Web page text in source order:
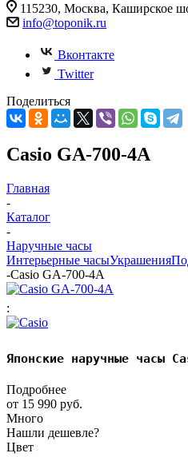
115230, Москва, Каширское
info@toponik.ru
Вконтакте
Twitter
Поделиться
Casio GA-700-4A
Главная
-
Каталог
-
Наручные часы
Интерьерные часыУкрашения
-Casio GA-700-4A
:
Японские наручные часы
Подробнее
от 15 990 руб.
Много
Нашли дешевле?
Цвет